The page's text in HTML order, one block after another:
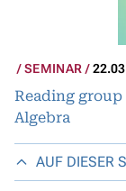
SEMINAR
Reading
Algebra
AUF DIESER